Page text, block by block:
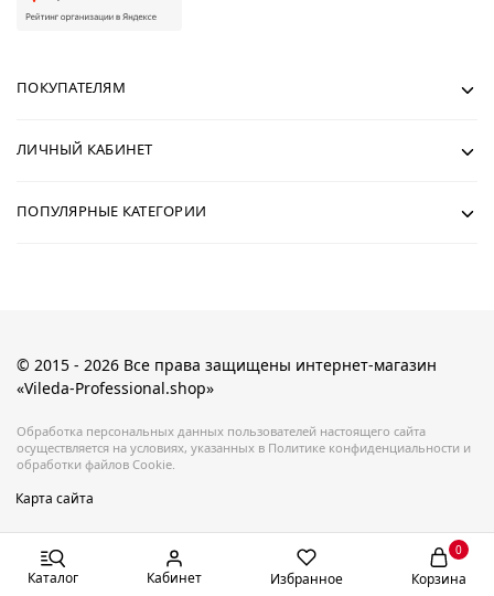
ПОКУПАТЕЛЯМ
ЛИЧНЫЙ КАБИНЕТ
ПОПУЛЯРНЫЕ КАТЕГОРИИ
© 2015 - 2026 Все права защищены интернет-магазин
«Vileda-Professional.shop»
Обработка персональных данных пользователей настоящего сайта
осуществляется на условиях, указанных в Политике конфиденциальности и
обработки файлов Cookie.
Карта сайта
Каталог Кабинет Избранное
0
Корзина